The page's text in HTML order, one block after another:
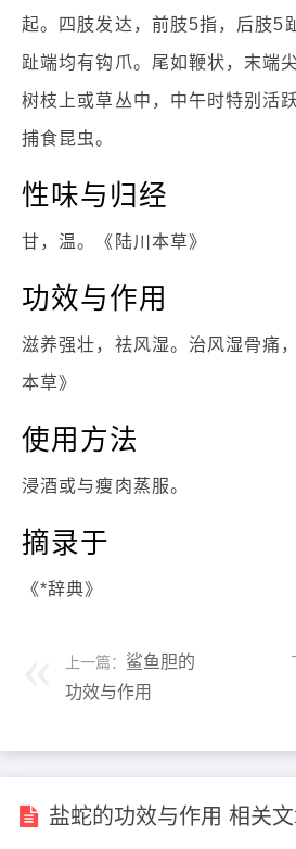
起。四肢发达，前肢5指，后肢5
趾端均有钩爪。尾如鞭状，末端
树枝上或草丛中，中午时特别活
捕食昆虫。
性味与归经
甘，温。《陆川本草》
功效与作用
滋养强壮，祛风湿。治风湿骨痛
本草》
使用方法
浸酒或与瘦肉蒸服。
摘录于
《*辞典》
上一篇： 鲨鱼胆的
功效与作用
盐蛇的功效与作用 相关